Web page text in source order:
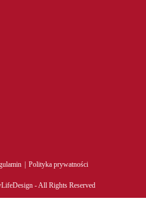
Polityka prywatności
- All Rights Reserved